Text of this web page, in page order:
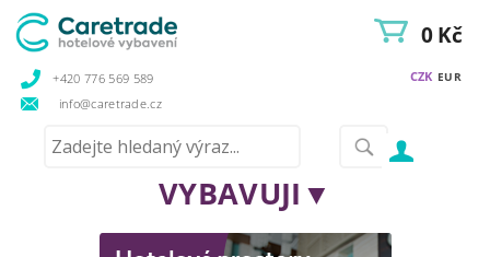
+420 776 569 589
info@caretrade.cz
CZK EUR
0 Kč
VYBAVUJI